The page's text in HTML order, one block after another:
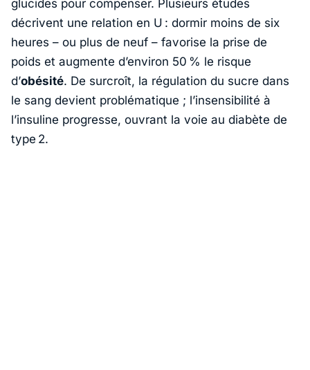
glucides pour compenser. Plusieurs études
décrivent une relation en U : dormir moins de six
heures – ou plus de neuf – favorise la prise de
poids et augmente d’environ 50 % le risque
d’obésité. De surcroît, la régulation du sucre dans
le sang devient problématique ; l’insensibilité à
l’insuline progresse, ouvrant la voie au diabète de
type 2.